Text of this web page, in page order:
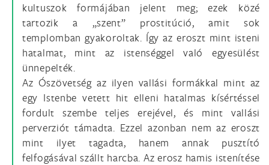
kultuszok formájában jelent meg; ezek közé
tartozik a „szent” prostitúció, amit sok
templomban gyakoroltak. Így az eroszt mint isteni
hatalmat, mint az istenséggel való egyesülést
ünnepelték.
Az Ószövetség az ilyen vallási formákkal mint az
egy Istenbe vetett hit elleni hatalmas kísértéssel
fordult szembe teljes erejével, és mint vallási
perverziót támadta. Ezzel azonban nem az eroszt
mint ilyet tagadta, hanem annak pusztító
felfogásával szállt harcba. Az erosz hamis istenítése